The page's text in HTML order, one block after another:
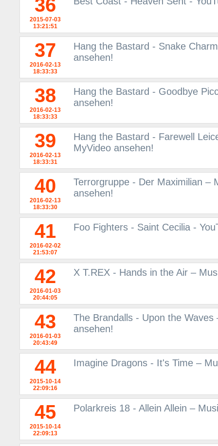
36
2015-07-03
13:21:51
37
2016-02-13
18:33:33
Hang the Bastard - Snake
ansehen!
38
2016-02-13
18:33:33
Hang the Bastard - Goodbye
ansehen!
39
2016-02-13
18:33:31
Hang the Bastard - Farewell
MyVideo ansehen!
40
2016-02-13
18:33:30
Terrorgruppe - Der Maximilian –
ansehen!
41
2016-02-02
21:53:07
Foo Fighters - Saint Cecilia -
42
2016-01-03
20:44:05
X T.REX - Hands in the Air –
43
2016-01-03
20:43:49
The Brandalls - Upon the
ansehen!
44
2015-10-14
22:09:16
Imagine Dragons - It's Time –
45
2015-10-14
22:09:13
Polarkreis 18 - Allein Allein –